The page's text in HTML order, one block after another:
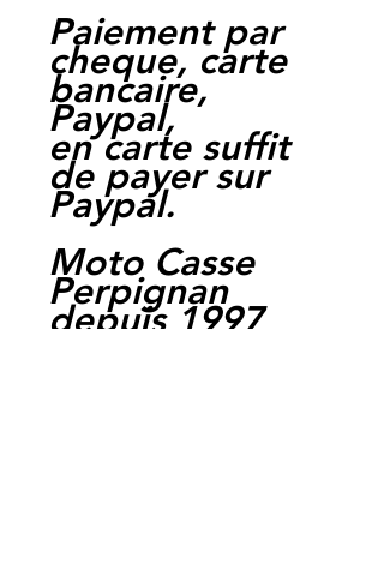
Paiement par
cheque, carte
bancaire,
Paypal,
en carte suffit
de payer sur
Paypal.
Moto Casse
Perpignan
depuis 1997